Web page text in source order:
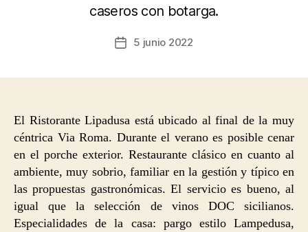
caseros con botarga.
Fecha5 junio 2022
El Ristorante Lipadusa está ubicado al final de la muy
céntrica Via Roma. Durante el verano es posible cenar
en el porche exterior. Restaurante clásico en cuanto al
ambiente, muy sobrio, familiar en la gestión y típico en
las propuestas gastronómicas. El servicio es bueno, al
igual que la selección de vinos DOC sicilianos.
Especialidades de la casa: pargo estilo Lampedusa,